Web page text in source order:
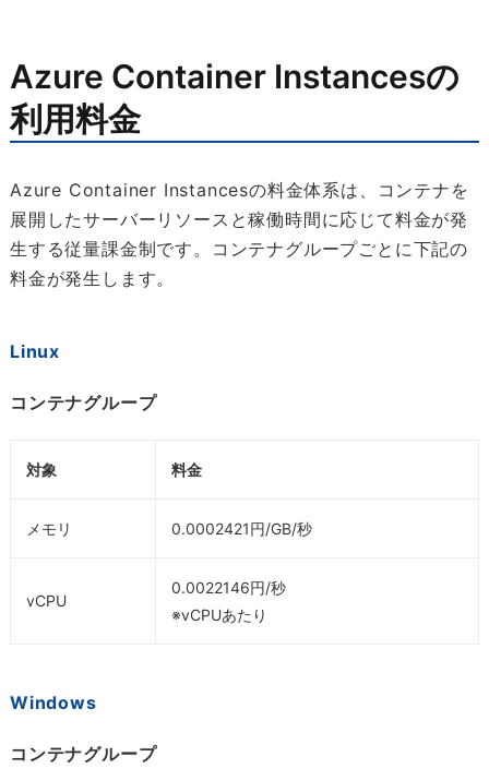
Azure Container Instancesの
利用料金
Azure Container Instancesの料金体系は、コンテナを
展開したサーバーリソースと稼働時間に応じて料金が発
生する従量課金制です。コンテナグループごとに下記の
料金が発生します。
Linux
コンテナグループ
対象 料金
メモリ 0.0002421円/GB/秒
vCPU
0.0022146円/秒
※vCPUあたり
Windows
コンテナグループ